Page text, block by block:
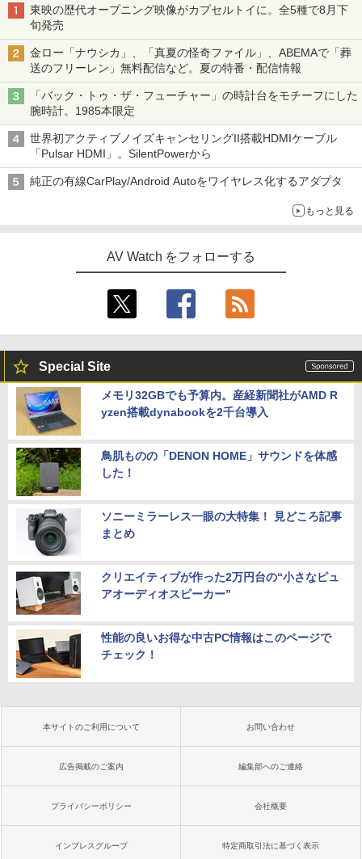
東映の歴代オープニング映像がカプセルトイに。全5種で8月下
旬発売
金ロー「ナウシカ」、「真夏の怪奇ファイル」、ABEMAで「葬
送のフリーレン」無料配信など。夏の特番・配信情報
「バック・トゥ・ザ・フューチャー」の時計台をモチーフにした
腕時計。1985本限定
世界初アクティブノイズキャンセリングII搭載HDMIケーブル
「Pulsar HDMI」。SilentPowerから
純正の有線CarPlay/Android Autoをワイヤレス化するアダプタ
もっと見る
AV Watch をフォローする
Special Site
メモリ32GBでも予算内。産経新聞社がAMD R
yzen搭載dynabookを2千台導入
鳥肌ものの「DENON HOME」サウンドを体感
した！
ソニーミラーレス一眼の大特集！ 見どころ記事
まとめ
クリエイティブが作った2万円台の“小さなピュ
アオーディオスピーカー”
性能の良いお得な中古PC情報はこのページで
チェック！
本サイトのご利用について お問い合わせ
広告掲載のご案内 編集部へのご連絡
プライバシーポリシー 会社概要
インプレスグループ 特定商取引法に基づく表示